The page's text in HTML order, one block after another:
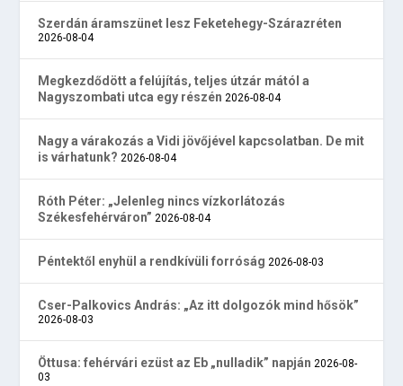
Szerdán áramszünet lesz Feketehegy-Szárazréten
2026-08-04
Megkezdődött a felújítás, teljes útzár mától a
Nagyszombati utca egy részén 2026-08-04
Nagy a várakozás a Vidi jövőjével kapcsolatban. De mit
is várhatunk? 2026-08-04
Róth Péter: „Jelenleg nincs vízkorlátozás
Székesfehérváron” 2026-08-04
Péntektől enyhül a rendkívüli forróság 2026-08-03
Cser-Palkovics András: „Az itt dolgozók mind hősök”
2026-08-03
Öttusa: fehérvári ezüst az Eb „nulladik” napján 2026-08-
03